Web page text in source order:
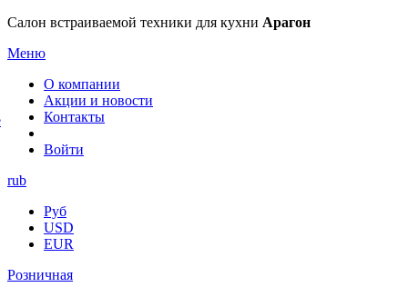
Салон встраиваемой техники для кухни Арагон
Меню
О компании
Акции и новости
Контакты
Войти
rub
Руб
USD
EUR
Розничная